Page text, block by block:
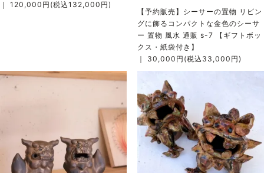
｜ 120,000円(税込132,000円)
【予約販売】シーサーの置物 リビン
グに飾るコンパクトな金色のシーサ
ー 置物 風水 通販 s-7 【ギフトボッ
クス・紙袋付き】
｜ 30,000円(税込33,000円)